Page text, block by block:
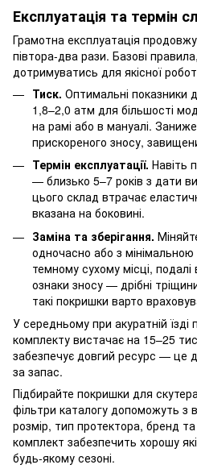
Експлуатація та термін
Грамотна експлуатація
півтора-два рази. Базові
дотримуватись для якісної
Тиск. Оптимальні
1,8–2,0 атм для більшості
на рамі або в мануалі.
прискореного зносу,
Термін експлуатації. Навіть
— близько 5–7 років з дати
цього склад втрачає
вказана на боковині.
Заміна та зберігання.
одночасно або з
темному сухому місці, подалі
ознаки зносу — дрібні
такі покришки варто
У середньому при акуратній їзді
комплекту вистачає на 15–25
забезпечує довгий ресурс — це
за запас.
Підбирайте покришки для
фільтри каталогу допоможуть з
розмір, тип протектора, бренд та
комплект забезпечить хорошу
будь-якому сезоні.